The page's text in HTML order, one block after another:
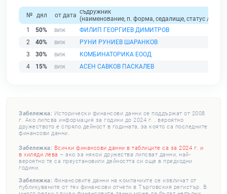
№ дял от дата съдружник
(наименование, п. форма, седалище, статус /
1
50%
ФИЛИП ГЕОРГИЕВ ДИМИТРОВ
2
40%
РУНИ РУНИЕВ ШАРАНКОВ
3
30%
КОМБИНАТОРИКА ЕООД
4
15% АСЕН САВКОВ ПАСКАЛЕВ
Забележка: Исторически финансови данни се поддържат от 2008
г. Ако липсва информация за години до 2024 г. , вероятно
дружеството е спряло дейност в годината, за която са последните
финансови данни.
Забележка: Всички финансови данни в таблиците са за 2024 г. и
в хиляди лева – ако за някои дружества липсват данни, най-
вероятно те са преустановили дейността си още в предходни
години.
Забележка: Финансовите данни на компаниите се извличат от
публикуваните от тях финансови отчети в Търговския регистър. В